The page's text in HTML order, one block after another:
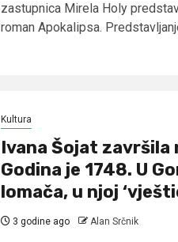
zastupnica Mirela Holy
roman Apokalipsa.
Kultura
Ivana Šojat završila
Godina je 1748. U
lomača, u njoj
3 godine ago Alan Srčnik